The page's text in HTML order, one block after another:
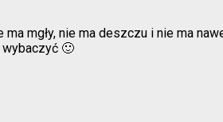
mgły, nie ma deszczu i nie ma
wybaczyć 🙂